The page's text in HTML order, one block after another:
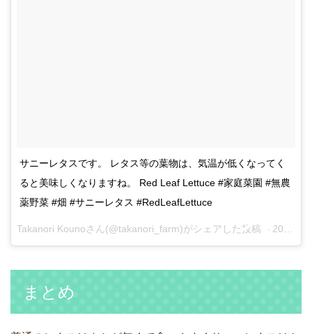
サニーレタスです。 レタス等の葉物は、気温が低くなってく
ると美味しくなりますね。 Red Leaf Lettuce #家庭菜園 #無農
薬野菜 #畑 #サニーレタス #RedLeafLettuce
Takanori Kounoさん(@takanori_farm)がシェアした投稿 – 2017 10月 8 5:20午前 PDT
まとめ